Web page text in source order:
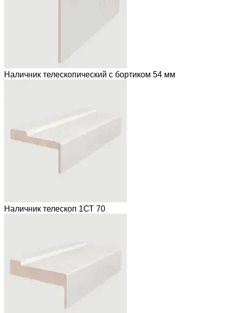
Наличник телескопический с бортиком 54 мм
Наличник телескоп 1СТ 70